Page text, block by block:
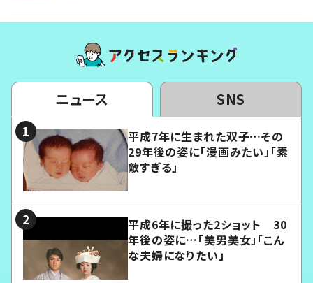
ニュース SNS
平成7年に生まれた双子…その
29年後の姿に「漫画みたい」「素
敵すぎる」
平成6年に撮った2ショット 30
年後の姿に…「美男美女」「こん
な夫婦になりたい」